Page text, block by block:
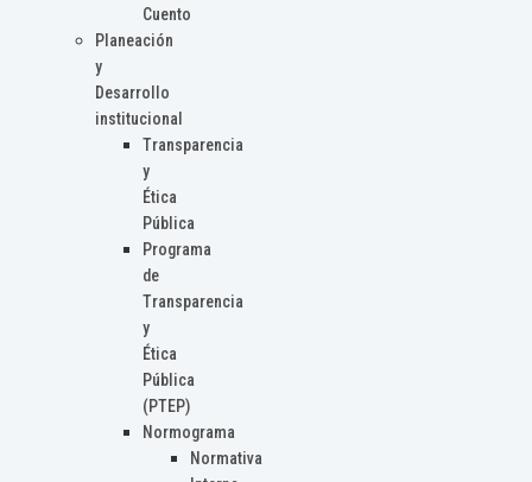
Cuento
Planeación
y
Desarrollo
institucional
Transparencia
y
Ética
Pública
Programa
de
Transparencia
y
Ética
Pública
(PTEP)
Normograma
Normativa